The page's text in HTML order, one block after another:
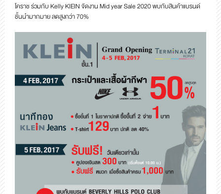
โคราช ร่วมกับ Kelly KlEIN จัดงาน Mid year Sale 2020 พบกับสินค้าแบรนด์
ชั้นนำมากมาย ลดสูงกว่า 70%